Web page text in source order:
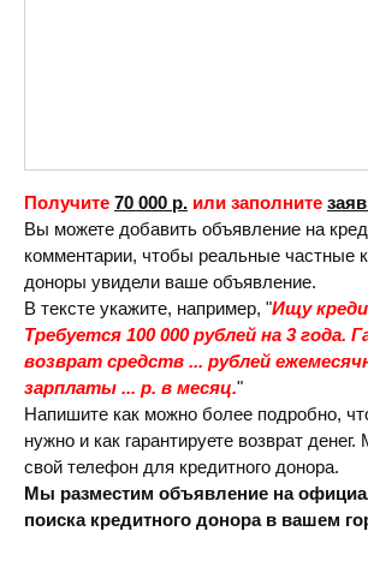
Получите 70 000 р. или заполните
Вы можете добавить объявление на
комментарии, чтобы реальные частные
доноры увидели ваше объявление.
В тексте укажите, например, "Ищу
Требуется 100 000 рублей на 3 года.
возврат средств ... рублей
зарплаты ... р. в месяц."
Напишите как можно более подробно,
нужно и как гарантируете возврат
свой телефон для кредитного донора.
Мы разместим объявление на
поиска кредитного донора в вашем